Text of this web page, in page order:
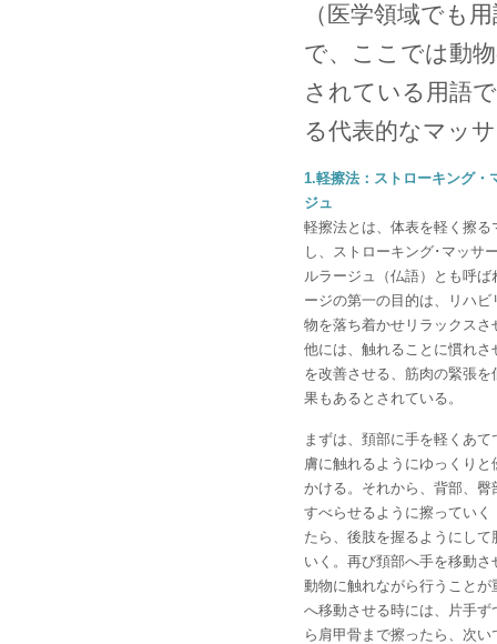
（医学領域でも
で、ここでは動
されている用語
る代表的なマッ
1.軽擦法：ストローキング・
ジュ
軽擦法とは、体表を軽く擦
し、ストローキング･マッサ
ルラージュ（仏語）とも呼
ージの第一の目的は、リハ
物を落ち着かせリラックス
他には、触れることに慣れ
を改善させる、筋肉の緊張
果もあるとされている。
まずは、頚部に手を軽くあ
膚に触れるようにゆっくり
かける。それから、背部、
すべらせるように擦ってい
たら、後肢を握るようにし
いく。再び頚部へ手を移動
動物に触れながら行うこと
へ移動させる時には、片手
ら肩甲骨まで擦ったら、次